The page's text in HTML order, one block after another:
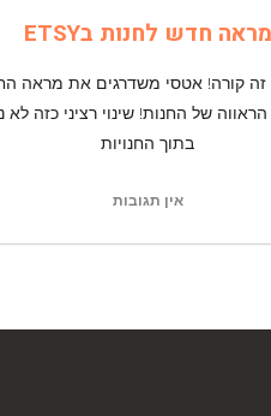
מראה חדש לחנות בETSY
ב- 5.4.16 זה קורה! אטסי משדרגים את מראה
של החנות! שינוי רציני כזה לא
בתוך החנויות
אין תגובות